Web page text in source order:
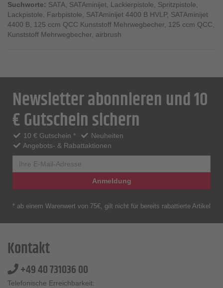
Suchworte: SATA, SATAminijet, Lackierpistole, Spritzpistole,
Lackpistole, Farbpistole, SATAminijet 4400 B HVLP, SATAminijet
4400 B, 125 ccm QCC Kunststoff Mehrwegbecher, 125 ccm QCC,
Kunststoff Mehrwegbecher, airbrush
Newsletter abonnieren und 10
€ Gutschein sichern
10 € Gutschein *
Neuheiten
Angebots- & Rabattaktionen
Anmeldung
* ab einem Warenwert von 75€, gilt nicht für bereits rabattierte Artikel
Kontakt
+49 40 731036 00
Telefonische Erreichbarkeit: